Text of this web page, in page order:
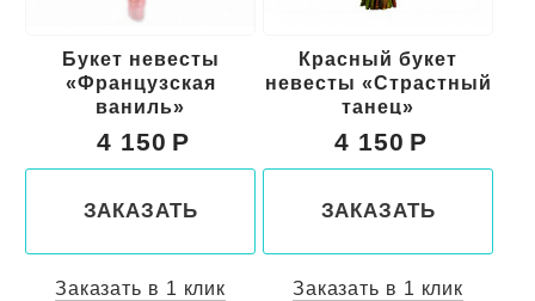
Красный букет
невесты «Страстный
танец»
4 150
ЗАКАЗАТЬ
Заказать в 1 клик
Свадебный букет
для невесты
«Счастливы вместе»
4 300
ЗАКАЗАТЬ
Заказать в 1 клик